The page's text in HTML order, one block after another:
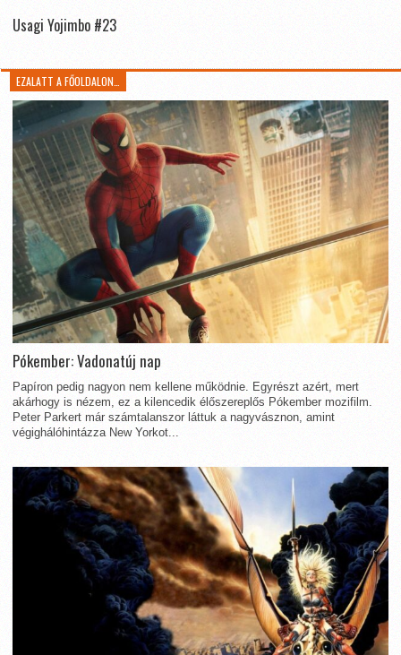
Usagi Yojimbo #23
EZALATT A FŐOLDALON…
Pókember: Vadonatúj nap
Papíron pedig nagyon nem kellene működnie. Egyrészt azért, mert
akárhogy is nézem, ez a kilencedik élőszereplős Pókember mozifilm.
Peter Parkert már számtalanszor láttuk a nagyvásznon, amint
végighálóhintázza New Yorkot...